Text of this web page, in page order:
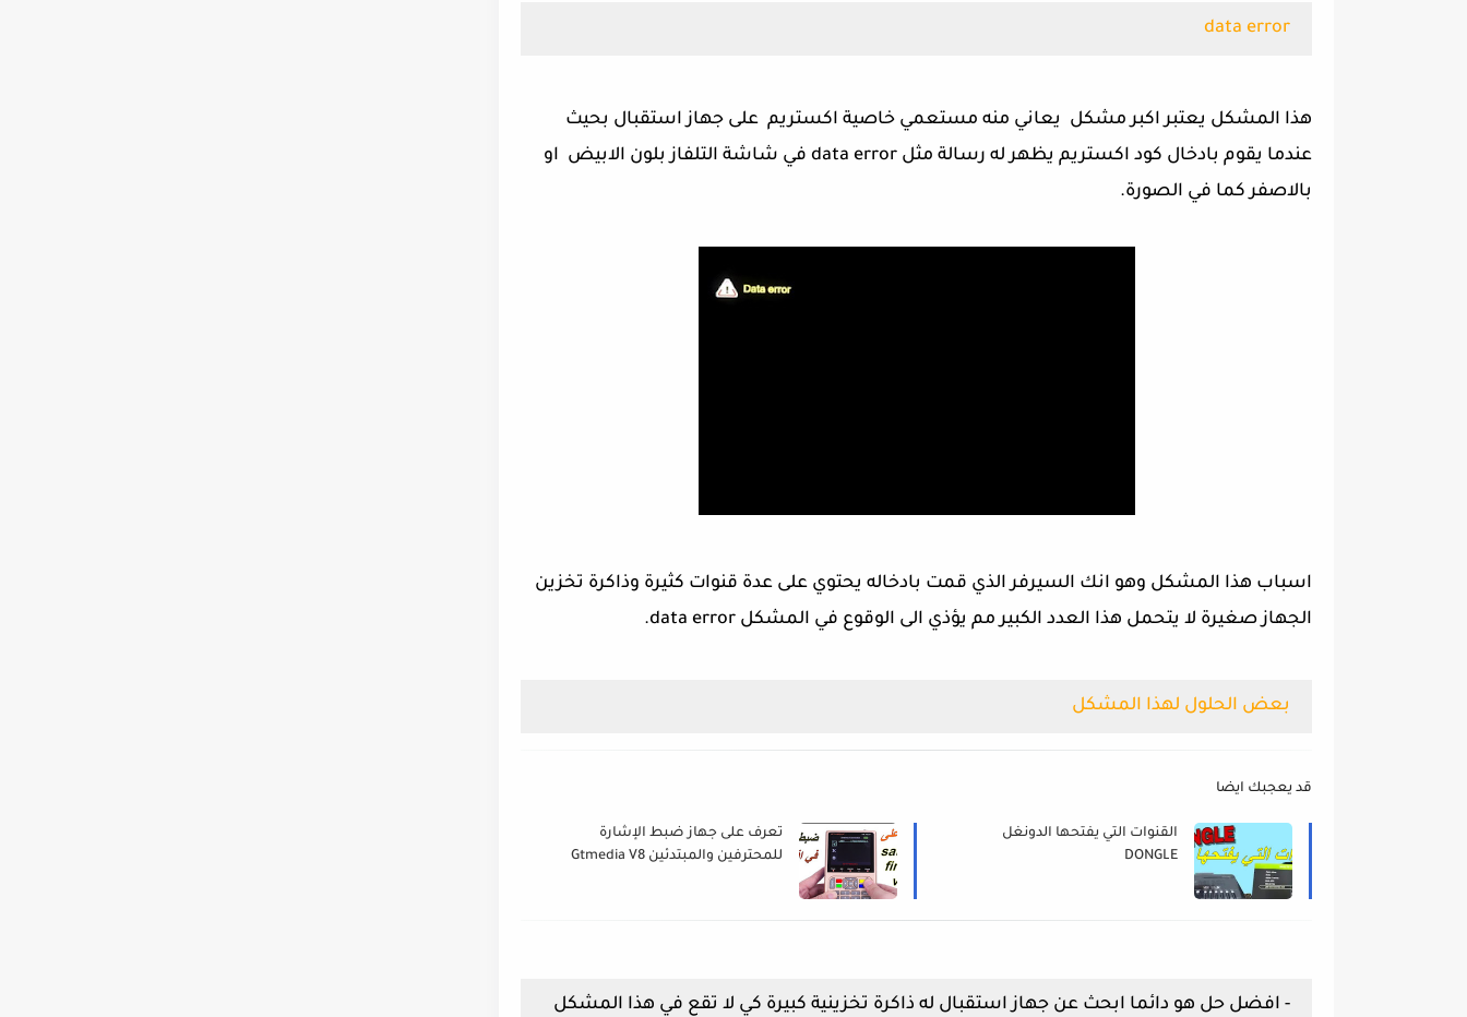
data error
هذا المشكل يعتبر اكبر مشكل يعاني منه مستعمي خاصية اكستريم على جهاز استقبال بحيث
عندما يقوم بادخال كود اكستريم يظهر له رسالة مثل data error في شاشة التلفاز بلون الابيض او
بالاصفر كما في الصورة.
اسباب هذا المشكل وهو انك السيرفر الذي قمت بادخاله يحتوي على عدة قنوات كثيرة وذاكرة تخزين
الجهاز صغيرة لا يتحمل هذا العدد الكبير مم يؤذي الى الوقوع في المشكل data error.
بعض الحلول لهذا المشكل
قد يعجبك ايضا
القنوات التي يفتحها الدونغل
DONGLE
تعرف على جهاز ضبط الإشارة
للمحترفين والمبتدئين Gtmedia V8
- افضل حل هو دائما ابحث عن جهاز استقبال له ذاكرة تخزينية كبيرة كي لا تقع في هذا المشكل